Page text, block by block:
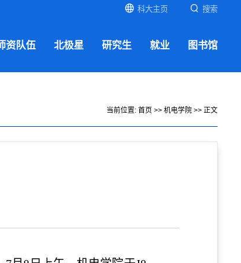
科大主页 搜索
资队伍 北极星 研究生 就业 图书馆
当前位置: 首页 >> 机电学院>> 正文